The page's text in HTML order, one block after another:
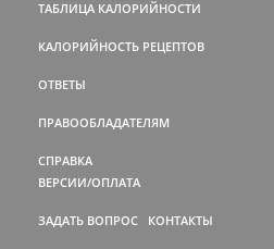
ТАБЛИЦА КАЛОРИЙНОСТИ
КАЛОРИЙНОСТЬ РЕЦЕПТОВ
ОТВЕТЫ
ПРАВООБЛАДАТЕЛЯМ
СПРАВКА
ВЕРСИИ/ОПЛАТА
ЗАДАТЬ ВОПРОС КОНТАКТЫ